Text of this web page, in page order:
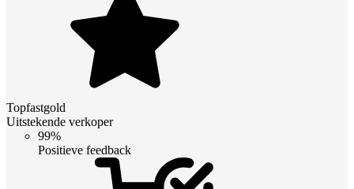
Topfastgold
Uitstekende verkoper
99%
Positieve feedback